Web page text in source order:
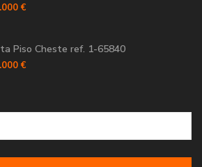
€
Piso Cheste ref. 1-65840
€